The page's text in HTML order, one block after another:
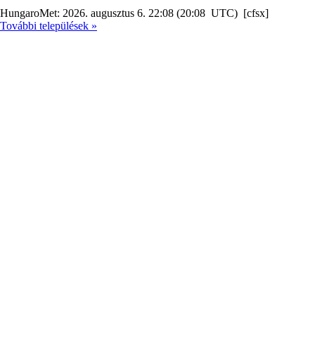
HungaroMet: 2026. augusztus 6. 22:08 (20:08 UTC) [cfsx]
További települések »